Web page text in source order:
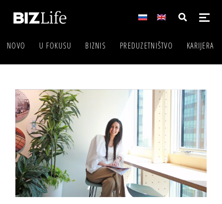
NOVO U FOKUSU BIZNIS PREDUZETNIŠTVO KARIJERA